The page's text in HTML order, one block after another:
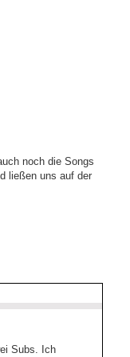
noch die Songs
ließen uns auf der
Subs. Ich